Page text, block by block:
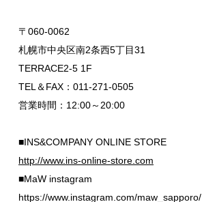
〒060-0062
札幌市中央区南2条西5丁目31
TERRACE2-5 1F
TEL＆FAX：011-271-0505
営業時間：12:00～20:00
■INS&COMPANY ONLINE STORE
http://www.ins-online-store.com
■MaW instagram
https://www.instagram.com/maw_sapporo/